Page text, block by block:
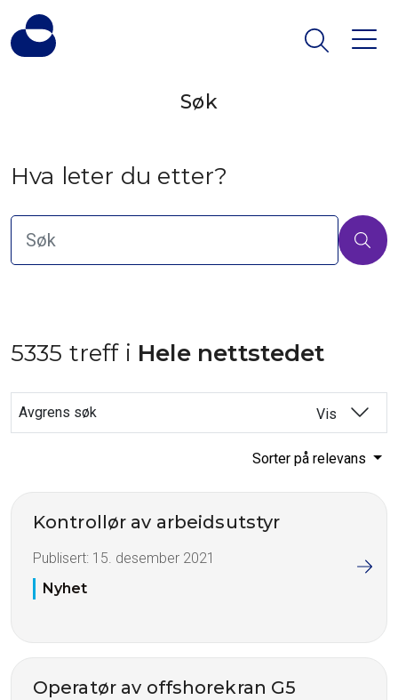
Søk
Hva leter du etter?
5335 treff i Hele nettstedet
Avgrens søk Vis
Sorter på relevans
Kontrollør av arbeidsutstyr
Publisert: 15. desember 2021
Nyhet
Operatør av offshorekran G5